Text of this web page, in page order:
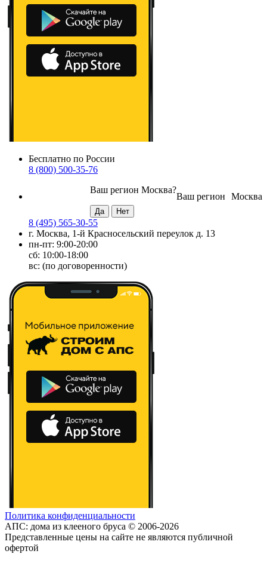
Бесплатно по России
8 (800) 500-35-76
Москва
Ваш регион
Ваш регион Москва?
8 (495) 565-30-55
г. Москва, 1-й Красносельский переулок д. 13
пн-пт: 9:00-20:00
сб: 10:00-18:00
вс: (по договоренности)
Политика конфиденциальности
АПС: дома из клееного бруса © 2006-2026
Представленные цены на сайте не являются публичной
офертой